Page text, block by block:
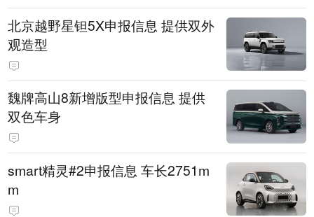
北京越野星钽5X申报信息 提供双外
观造型
魏牌高山8新增版型申报信息 提供
双色车身
smart精灵#2申报信息 车长2751m
m